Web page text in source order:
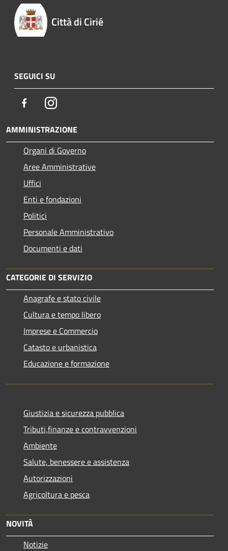
Città di Cirié
SEGUICI SU
FacebookInstagram
AMMINISTRAZIONE
Organi di Governo
Aree Amministrative
Uffici
Enti e fondazioni
Politici
Personale Amministrativo
Documenti e dati
CATEGORIE DI SERVIZIO
Anagrafe e stato civile
Cultura e tempo libero
Imprese e Commercio
Catasto e urbanistica
Educazione e formazione
Giustizia e sicurezza pubblica
Tributi,finanze e contravvenzioni
Ambiente
Salute, benessere e assistenza
Autorizzazioni
Agricoltura e pesca
NOVITÀ
Notizie